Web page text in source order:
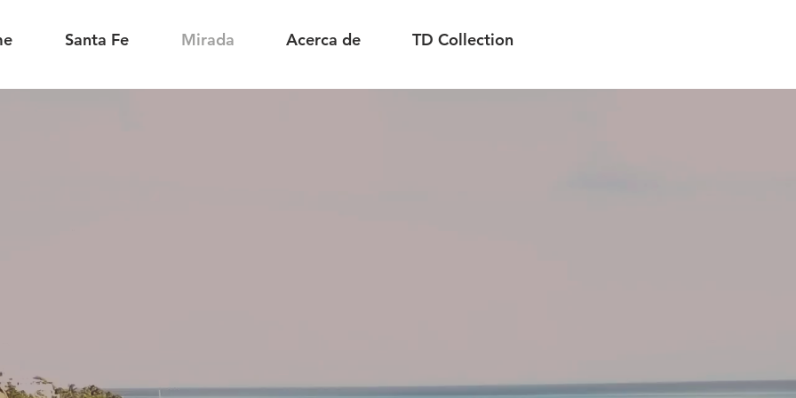
Santa Fe Mirada Acerca de TD Collection